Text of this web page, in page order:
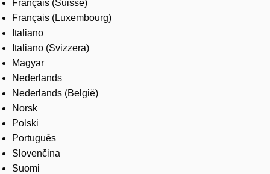
Français (Suisse)
Français (Luxembourg)
Italiano
Italiano (Svizzera)
Magyar
Nederlands
Nederlands (België)
Norsk
Polski
Português
Slovenčina
Suomi